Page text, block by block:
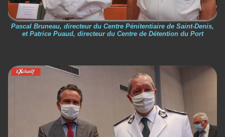
Pascal Bruneau, directeur du Centre Pénitentiaire de Saint-Denis,
et Patrice Puaud, directeur du Centre de Détention du Port